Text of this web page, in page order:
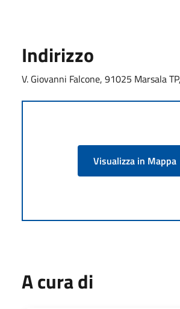
Indirizzo
V. Giovanni Falcone, 91025 Marsala
Visualizza in Mappa
A cura di